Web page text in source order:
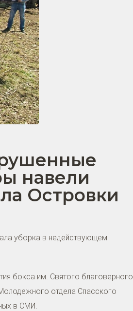
навели
Островки
уборка в недействующем
бокса им. Святого благоверного
отдела Спасского
в СМИ.